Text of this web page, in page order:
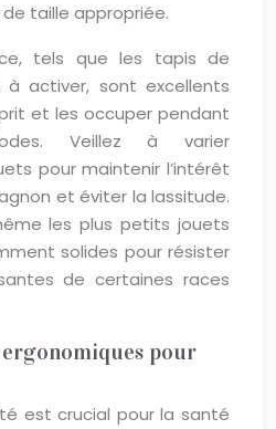
taille appropriée.
tels que les tapis de
activer, sont excellents
et les occuper pendant
Veillez à varier
pour maintenir l’intérêt
et éviter la lassitude.
les plus petits jouets
solides pour résister
de certaines races
pour
est crucial pour la santé